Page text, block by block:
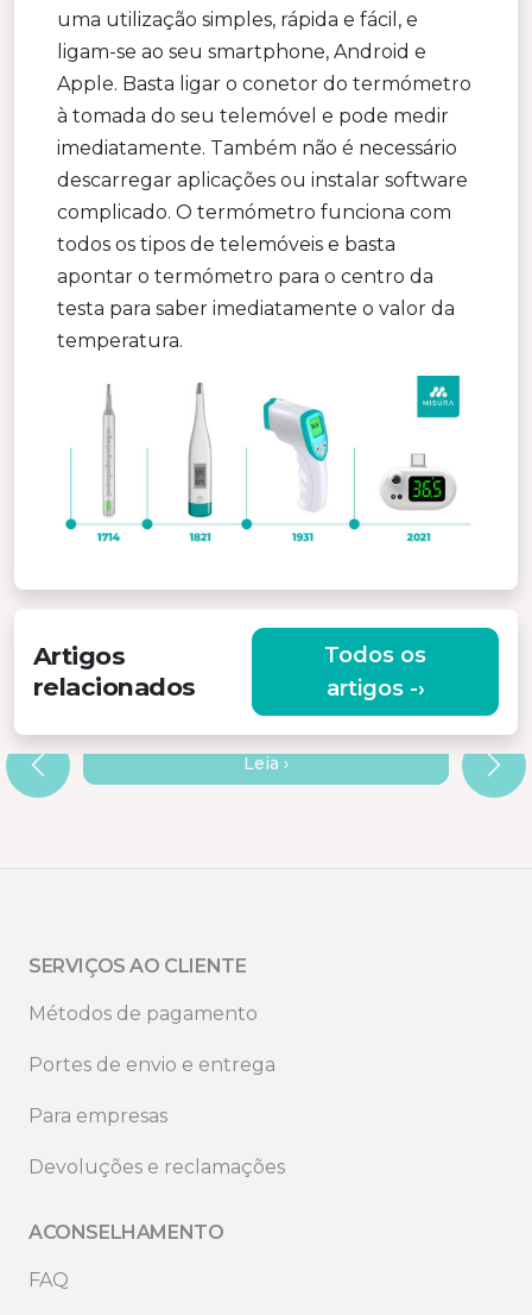
uma utilização simples, rápida e fácil, e
ligam-se ao seu smartphone, Android e
Apple. Basta ligar o conetor do termómetro
à tomada do seu telemóvel e pode medir
imediatamente. Também não é necessário
descarregar aplicações ou instalar software
complicado. O termómetro funciona com
todos os tipos de telemóveis e basta
apontar o termómetro para o centro da
testa para saber imediatamente o valor da
temperatura.
Artigos
relacionados
Todos os
artigos -›
TERMÓMETROS MÓVEIS INTELIGENTES MISURA –
MEDIÇÃO FÁCIL E PRÁTICA
Leia ›
SERVIÇOS AO CLIENTE
Métodos de pagamento
Portes de envio e entrega
Para empresas
Devoluções e reclamações
ACONSELHAMENTO
FAQ